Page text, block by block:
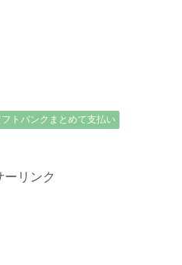
フトバンクまとめて支払い
ーリンク